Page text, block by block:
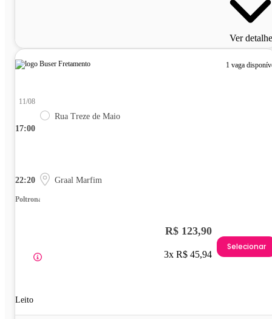
Ver
1 vaga
17:00
11/08
Rua Treze de Maio
22:20 Graal Marfim
Poltrona
Leito
R$ 123,90
3x R$ 45,94
Selecionar